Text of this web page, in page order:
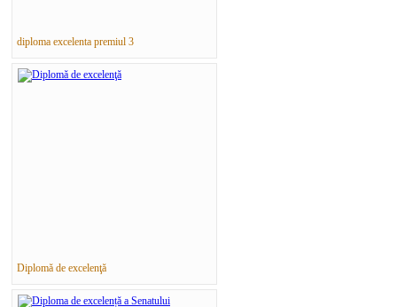
diploma excelenta premiul 3
Diplomă de excelenţă